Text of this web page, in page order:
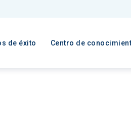
de éxito Centro de